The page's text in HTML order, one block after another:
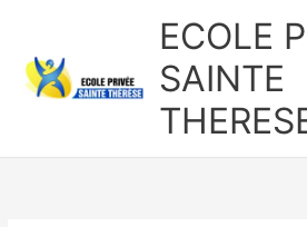
contenu
ECOLE
SAINTE